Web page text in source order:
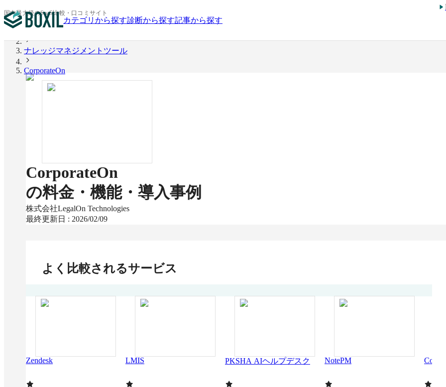
国内最大級のSaaS比較・口コミサイト
カテゴリから探す診断から探す記事から探す
ナレッジマネジメントツール
CorporateOn
CorporateOn
の料金・機能・導入事例
株式会社LegalOn Technologies
最終更新日 : 2026/02/09
よく比較されるサービス
Zendesk LMIS PKSHA AIヘルプデスク NotePM